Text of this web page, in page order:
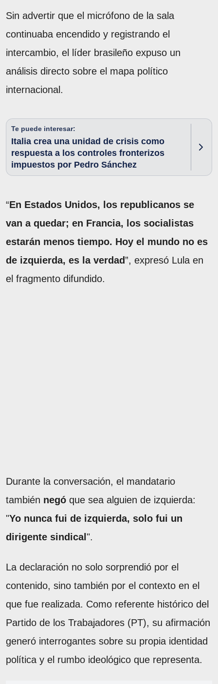
Sin advertir que el micrófono de la sala
continuaba encendido y registrando el
intercambio, el líder brasileño expuso un
análisis directo sobre el mapa político
internacional.
Te puede interesar:
Italia crea una unidad de crisis como
respuesta a los controles fronterizos
impuestos por Pedro Sánchez
“En Estados Unidos, los republicanos se
van a quedar; en Francia, los socialistas
estarán menos tiempo. Hoy el mundo no es
de izquierda, es la verdad”, expresó Lula en
el fragmento difundido.
Durante la conversación, el mandatario
también negó que sea alguien de izquierda:
"Yo nunca fui de izquierda, solo fui un
dirigente sindical ".
La declaración no solo sorprendió por el
contenido, sino también por el contexto en el
que fue realizada. Como referente histórico del
Partido de los Trabajadores (PT), su afirmación
generó interrogantes sobre su propia identidad
política y el rumbo ideológico que representa.